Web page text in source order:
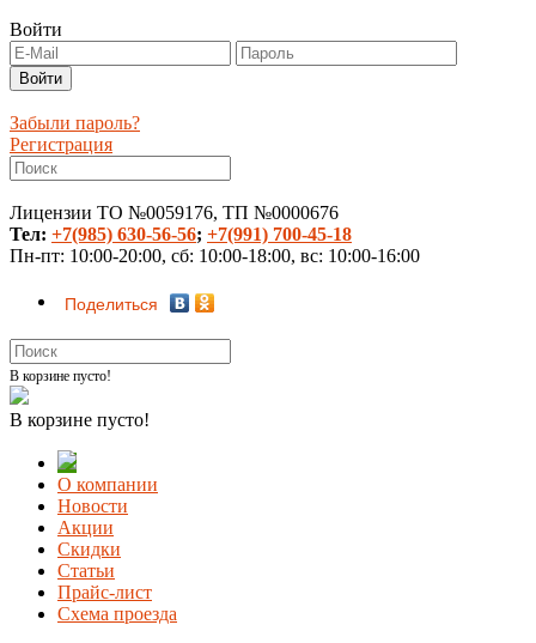
Войти
Забыли пароль?
Регистрация
Лицензии ТО №0059176, ТП №0000676
Тел: +7(985) 630-56-56; +7(991) 700-45-18
Пн-пт: 10:00-20:00, сб: 10:00-18:00, вс: 10:00-16:00
Поделиться
В корзине пусто!
В корзине пусто!
О компании
Новости
Акции
Скидки
Статьи
Прайс-лист
Схема проезда